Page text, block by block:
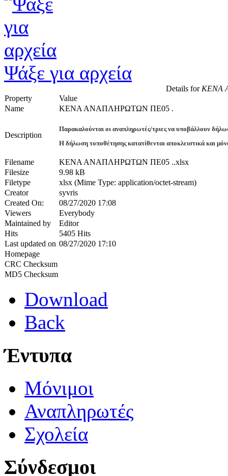
Ψάξε για αρχεία
Details forΚΕΝΑ
Property
Value
Name
ΚΕΝΑ ΑΝΑΠΛΗΡΩΤΩΝ ΠΕ05 .
Description
Παρακαλούνται οι αναπληρωτές/τριες να υποβάλλουν
Η δήλωση τοποθέτησης κατατίθενται αποκλειστικά και
Filename
ΚΕΝΑ ΑΝΑΠΛΗΡΩΤΩΝ ΠΕ05 ..xlsx
Filesize
9.98 kB
Filetype
xlsx (Mime Type: application/octet-stream)
Creator
syvris
Created On:
08/27/2020 17:08
Viewers
Everybody
Maintained by
Editor
Hits
5405 Hits
Last updated on 08/27/2020 17:10
Homepage
CRC Checksum
MD5 Checksum
Download
Back
Έντυπα
Μόνιμοι
Αναπληρωτές
Σχολεία
Σύνδεσμοι